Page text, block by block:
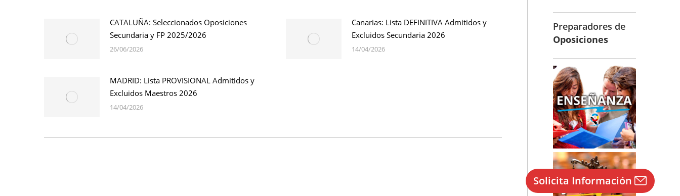
Solicita Información
CATALUÑA: Seleccionados Oposiciones
Secundaria y FP 2025/2026
26/06/2026
Canarias: Lista DEFINITIVA Admitidos y
Excluidos Secundaria 2026
14/04/2026
MADRID: Lista PROVISIONAL Admitidos y
Excluidos Maestros 2026
14/04/2026
Preparadores de
Oposiciones